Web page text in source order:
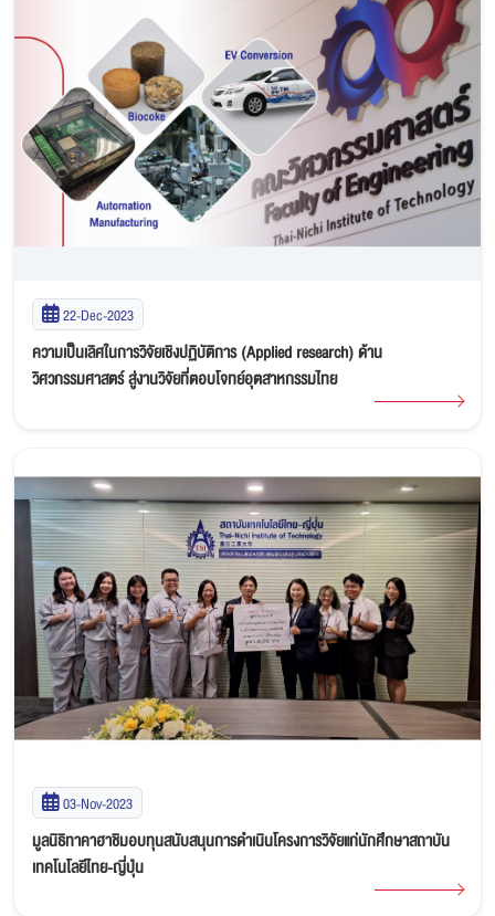
22-Dec-2023
ความเป็นเลิศในการวิจัยเชิงปฏิบัติการ (Applied research) ด้าน
วิศวกรรมศาสตร์ สู่งานวิจัยที่ตอบโจทย์อุตสาหกรรมไทย
03-Nov-2023
มูลนิธิทาคาฮาชิมอบทุนสนับสนุนการดำเนินโครงการวิจัยแก่นักศึกษาสถาบัน
เทคโนโลยีไทย-ญี่ปุ่น